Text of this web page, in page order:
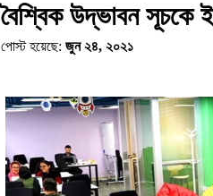
বৈশ্বিক উদ্ভাবন সূচকে
পোস্ট হয়েছে: জুন ২৪, ২০২১